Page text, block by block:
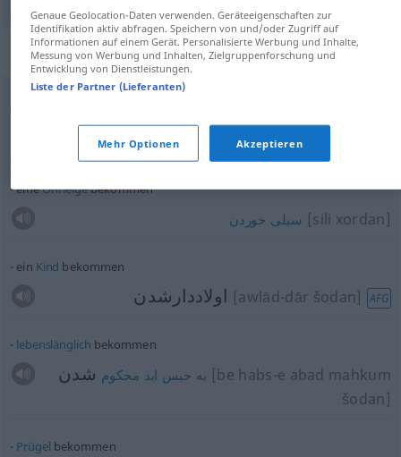
Beispielsätze für "bekommen"
لت خوردن [lat xordan]
eineOhrfeigebekommen
سیلی خوردن [sili xordan]
ein Kind bekommen
اولاددارشدن [awlād-dār šodan] AFG
lebenslänglich bekommen
به حبس ابد محکوم شدن
[be habs-e abad mahkum
šodan]
Prügel bekommen
Genaue Geolocation-Daten verwenden. Geräteeigenschaften zur
Identifikation aktiv abfragen. Speichern von und/oder Zugriff auf
Informationen auf einem Gerät. Personalisierte Werbung und Inhalte,
Messung von Werbung und Inhalten, Zielgruppenforschung und
Entwicklung von Dienstleistungen.
Liste der Partner (Lieferanten)
Mehr Optionen Akzeptieren